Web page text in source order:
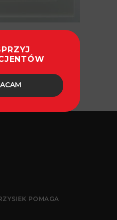
POMAGA